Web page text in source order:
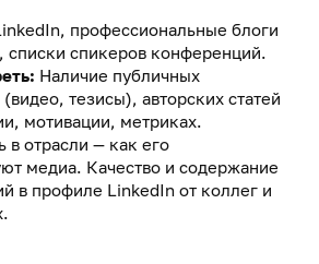
профессиональные блоги
списки спикеров конференций.
Наличие публичных
тезисы), авторских статей
мотивации, метриках.
в отрасли — как его
медиа. Качество и содержание
в профиле LinkedIn от коллег и